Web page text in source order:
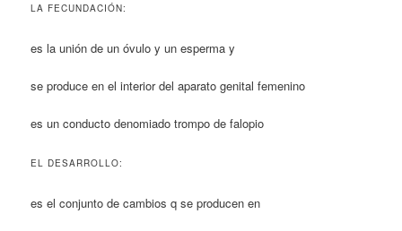
LA FECUNDACIÓN:
es la unión de un óvulo y un esperma y
se produce en el interior del aparato genital femenino
es un conducto denomiado trompo de falopio
EL DESARROLLO:
es el conjunto de cambios q se producen en